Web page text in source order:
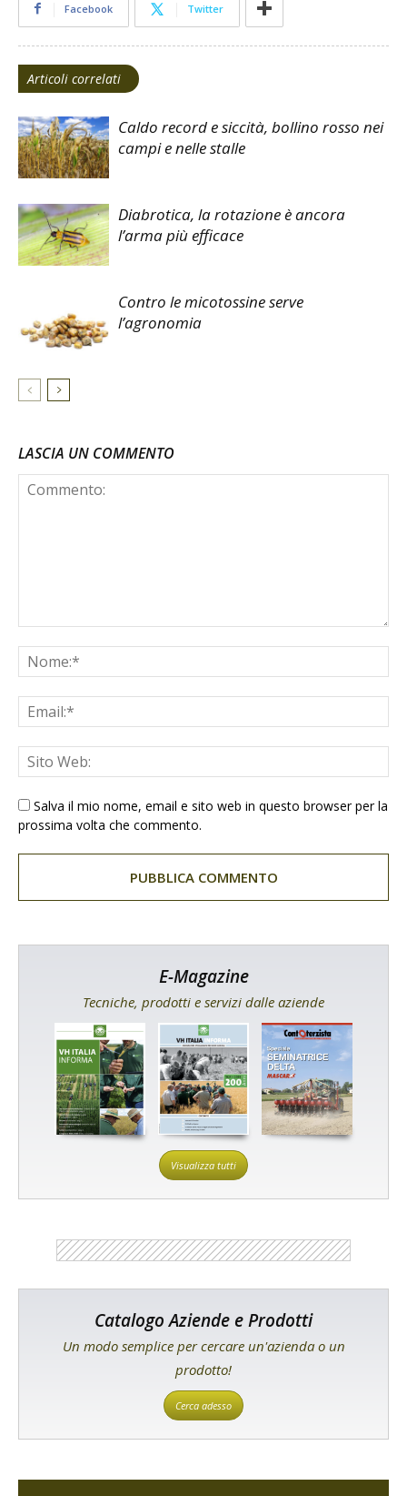
Facebook Twitter
Articoli correlati
Caldo record e siccità, bollino rosso nei
campi e nelle stalle
Diabrotica, la rotazione è ancora
l’arma più efficace
Contro le micotossine serve
l’agronomia
LASCIA UN COMMENTO
Salva il mio nome, email e sito web in questo browser per la
prossima volta che commento.
E-Magazine
Tecniche, prodotti e servizi dalle aziende
Visualizza tutti
Catalogo Aziende e Prodotti
Un modo semplice per cercare un'azienda o un
prodotto!
Cerca adesso